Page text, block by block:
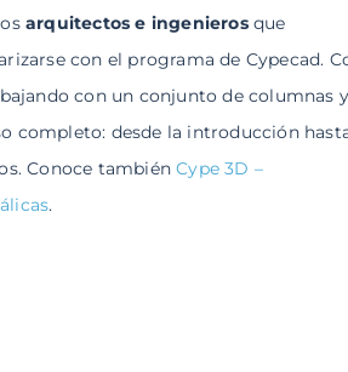
arquitectos e ingenierosque
con el programa de Cypecad.
con un conjunto de columnas
completo: desde la introducción
Conoce también Cype 3D –
.